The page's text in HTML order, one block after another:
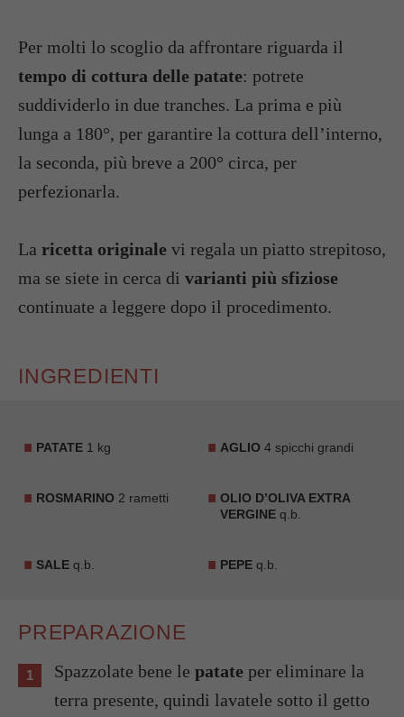
Per molti lo scoglio da affrontare riguarda il
tempo di cottura delle patate: potrete
suddividerlo in due tranches. La prima e più
lunga a 180°, per garantire la cottura dell’interno,
la seconda, più breve a 200° circa, per
perfezionarla.
La ricetta originale vi regala un piatto strepitoso,
ma se siete in cerca di varianti più sfiziose
continuate a leggere dopo il procedimento.
INGREDIENTI
PATATE 1 kg AGLIO 4 spicchi grandi
ROSMARINO 2 rametti
OLIO D’OLIVA EXTRA
VERGINE q.b.
SALE q.b. PEPE q.b.
PREPARAZIONE
Spazzolate bene le patate per eliminare la
terra presente, quindi lavatele sotto il getto